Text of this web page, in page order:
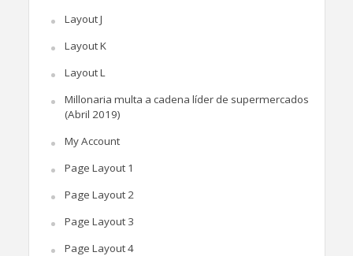
Layout J
Layout K
Layout L
Millonaria multa a cadena líder de supermercados
(Abril 2019)
My Account
Page Layout 1
Page Layout 2
Page Layout 3
Page Layout 4